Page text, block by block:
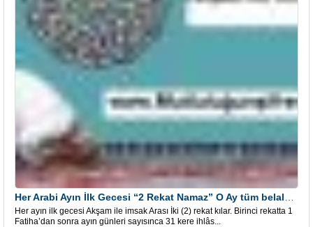
Her ayın ilk gecesi Akşam ile imsak Arası İki (2) rekat kılar. Birinci rekatta 1
Fatiha’dan sonra ayın günleri sayısınca 31 kere ihlâs...